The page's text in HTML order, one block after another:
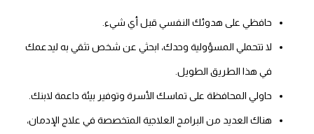
حافظي على هدوئك النفسي قبل أي شيء.
لا تتحملي المسؤولية وحدك، ابحثي عن شخص تثقي به ليدعمك
في هذا الطريق الطويل.
حاولي المحافظة على تماسك الأسرة وتوفير بيئة داعمة لابنك.
هناك العديد من البرامج العلاجية المتخصصة في علاج الإدمان،